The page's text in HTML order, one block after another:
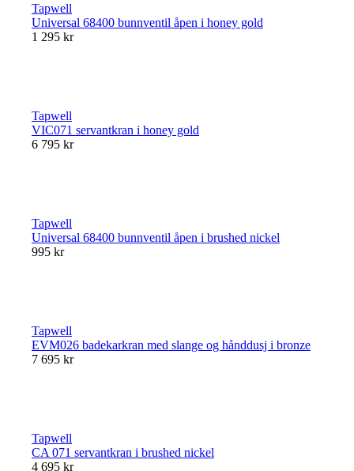
Tapwell
Universal 68400 bunnventil åpen i honey gold
1 295 kr
Tapwell
VIC071 servantkran i honey gold
6 795 kr
Tapwell
Universal 68400 bunnventil åpen i brushed nickel
995 kr
Tapwell
EVM026 badekarkran med slange og hånddusj i bronze
7 695 kr
Tapwell
CA 071 servantkran i brushed nickel
4 695 kr